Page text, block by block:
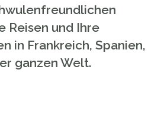
Reisen und Ihre
in Frankreich, Spanien,
ganzen Welt.